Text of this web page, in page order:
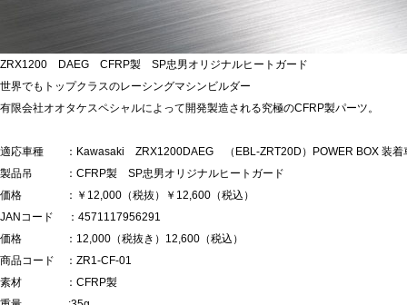
ZRX1200 DAEG CFRP製 SP忠男オリジナルヒートガード
世界でもトップクラスのレーシングマシンビルダー
有限会社オオタケスペシャルによって開発製造される究極のCFRP製パーツ。
適応車種 ：Kawasaki ZRX1200DAEG （EBL-ZRT20D）POWER BOX 装着
製品吊 ：CFRP製 SP忠男オリジナルヒートガード
価格 ：￥12,000（税抜）￥12,600（税込）
JANコード ：4571117956291
価格 ：12,000（税抜き）12,600（税込）
商品コード ：ZR1-CF-01
素材 ：CFRP製